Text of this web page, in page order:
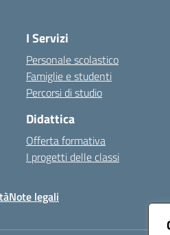
I Servizi
Personale scolastico
Famiglie e studenti
Percorsi di studio
Didattica
Offerta formativa
I progetti delle classi
Note legali